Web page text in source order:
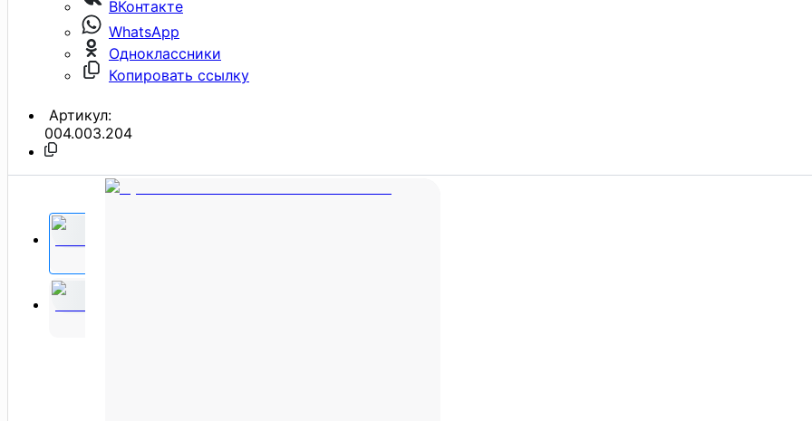
ВКонтакте
WhatsApp
Одноклассники
Копировать ссылку
Артикул:
004.003.204